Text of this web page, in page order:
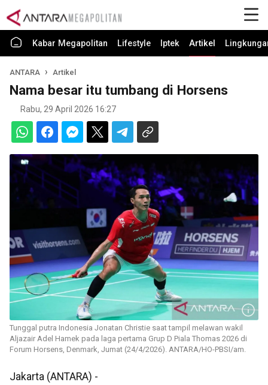
Kabar Megapolitan Lifestyle Iptek Artikel
ANTARA Artikel
Nama besar itu tumbang di Horsens
Rabu, 29 April 2026 16:27
Tunggal putra Indonesia Jonatan Christie saat tampil melawan wakil
Aljazair Adel Hamek pada laga pertama Grup D Piala Thomas 2026 di
Forum Horsens, Denmark, Jumat (24/4/2026). ANTARA/HO-PBSI/am.
Jakarta (ANTARA) -